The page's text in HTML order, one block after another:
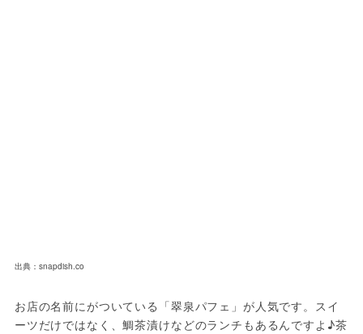
出典：snapdish.co
お店の名前にがついている「翠泉パフェ」が人気です。スイ
ーツだけではなく、鯛茶漬けなどのランチもあるんですよ♪茶